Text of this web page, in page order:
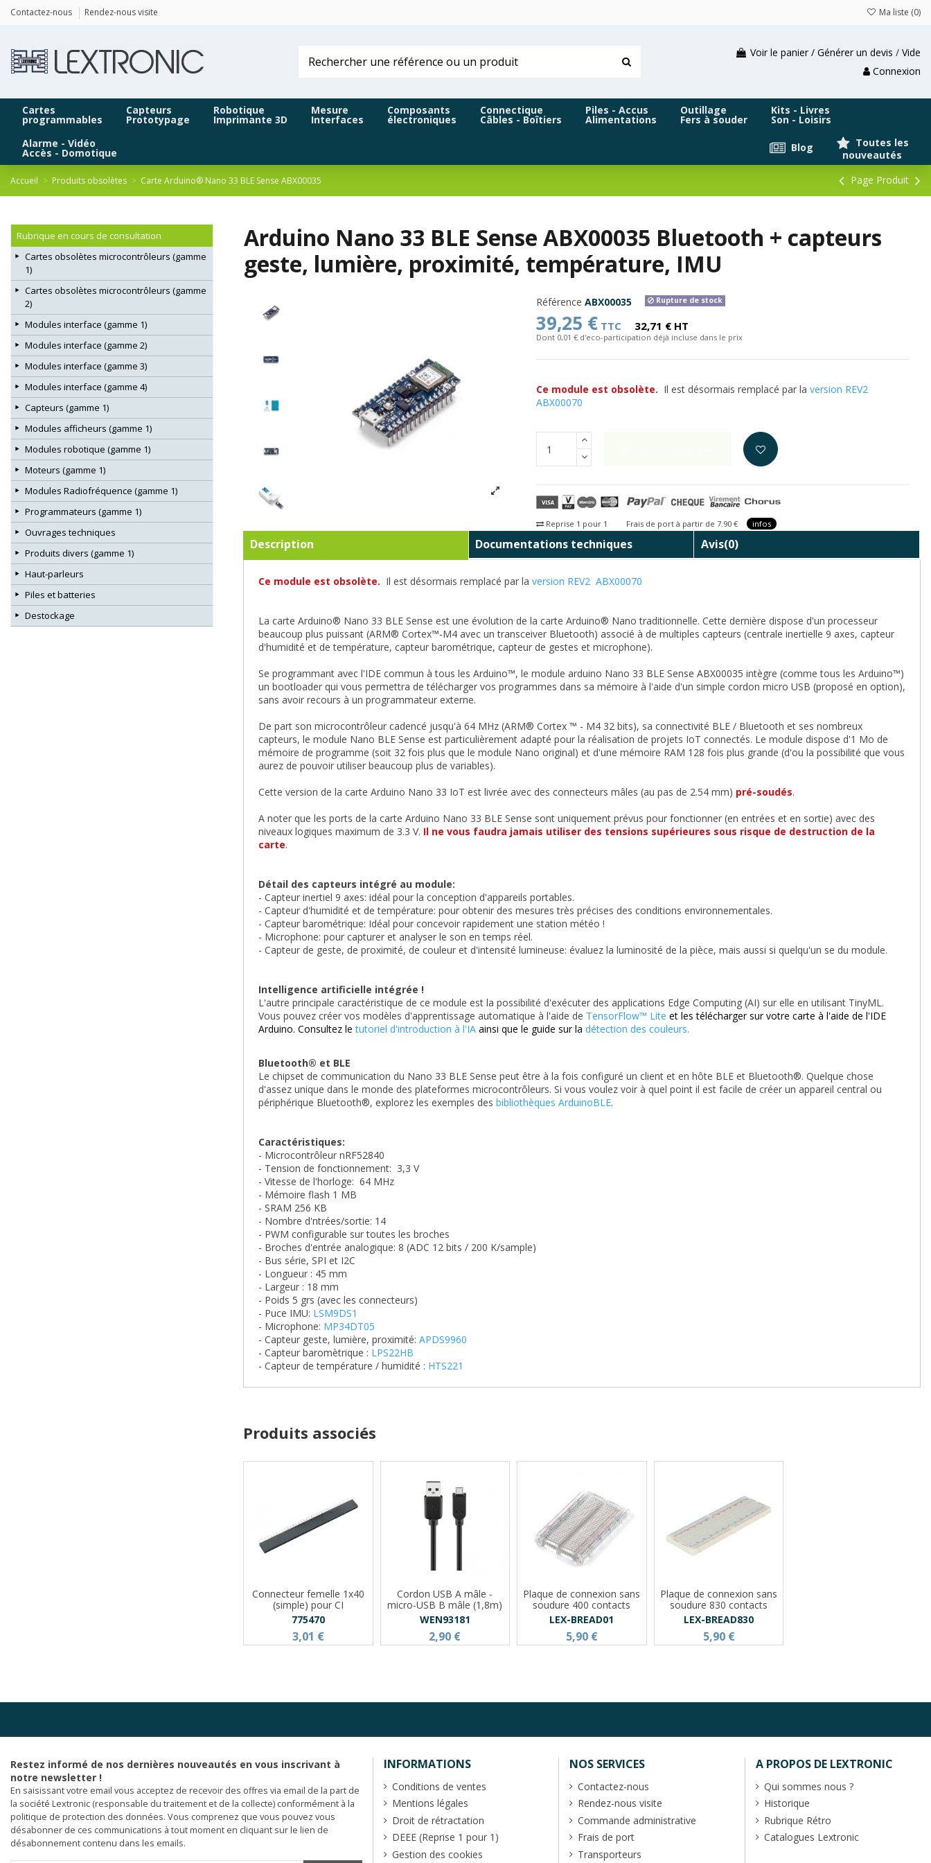
Contactez-nous Rendez-nous visite Ma liste (0)
Voir le panier / Générer un devis / Vide
Connexion
Cartes
programmables
Capteurs
Prototypage
Robotique
Imprimante 3D
Mesure
Interfaces
Composants
électroniques
Connectique
Câbles - Boîtiers
Piles - Accus
Alimentations
Outillage
Fers à souder
Kits - Livres
Son - Loisirs
Alarme - Vidéo
Accès - Domotique
Toutes les
nouveautés
Blog
Accueil Produits obsolètes Carte Arduino® Nano 33 BLE Sense ABX00035 Page Produit
Arduino Nano 33 BLE Sense ABX00035 Bluetooth + capteurs
geste, lumière, proximité, température, IMU
Référence ABX00035 Rupture de stock
39,25 € TTC 32,71 € HT
Dont 0,01 € d'eco-participation déjà incluse dans le prix
Ce module est obsolète. Il est désormais remplacé par la version REV2
ABX00070
Reprise 1 pour 1 Frais de port à partir de 7.90 € infos
Description Documentations techniques Avis(0)
Ce module est obsolète. Il est désormais remplacé par la version REV2 ABX00070
La carte Arduino® Nano 33 BLE Sense est une évolution de la carte Arduino® Nano traditionnelle. Cette dernière dispose d'un processeur
beaucoup plus puissant (ARM® Cortex™-M4 avec un transceiver Bluetooth) associé à de multiples capteurs (centrale inertielle 9 axes, capteur
d'humidité et de température, capteur barométrique, capteur de gestes et microphone).
Se programmant avec l'IDE commun à tous les Arduino™, le module arduino Nano 33 BLE Sense ABX00035 intègre (comme tous les Arduino™)
un bootloader qui vous permettra de télécharger vos programmes dans sa mémoire à l'aide d'un simple cordon micro USB (proposé en option),
sans avoir recours à un programmateur externe.
De part son microcontrôleur cadencé jusqu'à 64 MHz (ARM® Cortex ™ - M4 32 bits), sa connectivité BLE / Bluetooth et ses nombreux
capteurs, le module Nano BLE Sense est particulièrement adapté pour la réalisation de projets IoT connectés. Le module dispose d'1 Mo de
mémoire de programme (soit 32 fois plus que le module Nano original) et d'une mémoire RAM 128 fois plus grande (d'ou la possibilité que vous
aurez de pouvoir utiliser beaucoup plus de variables).
Cette version de la carte Arduino Nano 33 IoT est livrée avec des connecteurs mâles (au pas de 2.54 mm) pré-soudés.
A noter que les ports de la carte Arduino Nano 33 BLE Sense sont uniquement prévus pour fonctionner (en entrées et en sortie) avec des
niveaux logiques maximum de 3.3 V. Il ne vous faudra jamais utiliser des tensions supérieures sous risque de destruction de la
carte.
Détail des capteurs intégré au module:
- Capteur inertiel 9 axes: idéal pour la conception d'appareils portables.
- Capteur d'humidité et de température: pour obtenir des mesures très précises des conditions environnementales.
- Capteur barométrique: Idéal pour concevoir rapidement une station météo !
- Microphone: pour capturer et analyser le son en temps réel.
- Capteur de geste, de proximité, de couleur et d'intensité lumineuse: évaluez la luminosité de la pièce, mais aussi si quelqu'un se du module.
Intelligence artificielle intégrée !
L'autre principale caractéristique de ce module est la possibilité d'exécuter des applications Edge Computing (AI) sur elle en utilisant TinyML.
Vous pouvez créer vos modèles d'apprentissage automatique à l'aide de TensorFlow™ Lite et les télécharger sur votre carte à l'aide de l'IDE
Arduino. Consultez letutoriel d'introduction à l'IA ainsi que le guide sur la détection des couleurs.
Bluetooth® et BLE
Le chipset de communication du Nano 33 BLE Sense peut être à la fois configuré un client et en hôte BLE et Bluetooth®. Quelque chose
d'assez unique dans le monde des plateformes microcontrôleurs. Si vous voulez voir à quel point il est facile de créer un appareil central ou
périphérique Bluetooth®, explorez les exemples des bibliothèques ArduinoBLE.
Caractéristiques:
- Microcontrôleur nRF52840
- Tension de fonctionnement: 3,3 V
- Vitesse de l'horloge: 64 MHz
- Mémoire flash 1 MB
- SRAM 256 KB
- Nombre d'ntrées/sortie: 14
- PWM configurable sur toutes les broches
- Broches d'entrée analogique: 8 (ADC 12 bits / 200 K/sample)
- Bus série, SPI et I2C
- Longueur : 45 mm
- Largeur : 18 mm
- Poids 5 grs (avec les connecteurs)
- Puce IMU: LSM9DS1
- Microphone: MP34DT05
- Capteur geste, lumière, proximité: APDS9960
- Capteur baromètrique : LPS22HB
- Capteur de température / humidité : HTS221
Produits associés
Connecteur femelle 1x40
(simple) pour CI
775470
3,01 €
Cordon USB A mâle -
micro-USB B mâle (1,8m)
WEN93181
2,90 €
Plaque de connexion sans
soudure 400 contacts
LEX-BREAD01
5,90 €
Plaque de connexion sans
soudure 830 contacts
LEX-BREAD830
5,90 €
Rubrique en cours de consultation
Cartes obsolètes microcontrôleurs (gamme
1)
Cartes obsolètes microcontrôleurs (gamme
2)
Modules interface (gamme 1)
Modules interface (gamme 2)
Modules interface (gamme 3)
Modules interface (gamme 4)
Capteurs (gamme 1)
Modules afficheurs (gamme 1)
Modules robotique (gamme 1)
Moteurs (gamme 1)
Modules Radiofréquence (gamme 1)
Programmateurs (gamme 1)
Ouvrages techniques
Produits divers (gamme 1)
Haut-parleurs
Piles et batteries
Destockage
Restez informé de nos dernières nouveautés en vous inscrivant à
notre newsletter !
En saisissant votre email vous acceptez de recevoir des offres via email de la part de
la société Lextronic (responsable du traitement et de la collecte) conformément à la
politique de protection des données. Vous comprenez que vous pouvez vous
désabonner de ces communications à tout moment en cliquant sur le lien de
désabonnement contenu dans les emails.
INFORMATIONS
Conditions de ventes
Mentions légales
Droit de rétractation
DEEE (Reprise 1 pour 1)
Gestion des cookies
NOS SERVICES
Contactez-nous
Rendez-nous visite
Commande administrative
Frais de port
Transporteurs
A PROPOS DE LEXTRONIC
Qui sommes nous ?
Historique
Rubrique Rétro
Catalogues Lextronic
Panneau de gestion des cookies